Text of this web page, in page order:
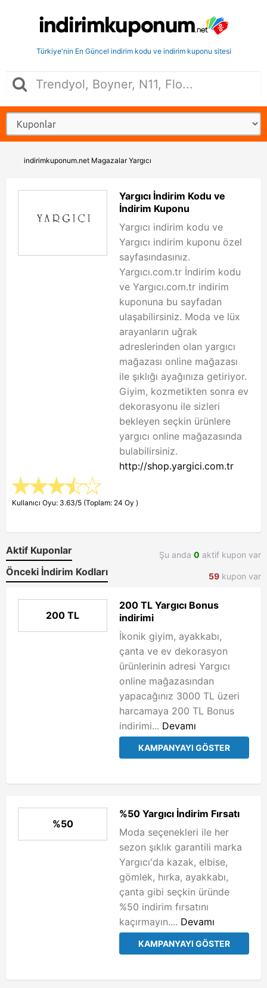
Türkiye'nin En Güncel indirim kodu ve indirim kuponu sitesi
indirimkuponum.net Magazalar Yargıcı
Yargıcı İndirim Kodu ve
İndirim Kuponu
Yargıcı indirim kodu ve
Yargıcı indirim kuponu özel
sayfasındasınız.
Yargıcı.com.tr İndirim kodu
ve Yargıcı.com.tr indirim
kuponuna bu sayfadan
ulaşabilirsiniz. Moda ve lüx
arayanların uğrak
adreslerinden olan yargıcı
mağazası online mağazası
ile şıklığı ayağınıza getiriyor.
Giyim, kozmetikten sonra ev
dekorasyonu ile sizleri
bekleyen seçkin ürünlere
yargıcı online mağazasında
bulabilirsiniz.
http://shop.yargici.com.tr
Kullanıcı Oyu: 3.63/5 (Toplam: 24 Oy )
Aktif Kuponlar Şu anda 0 aktif kupon var
Önceki İndirim Kodları 59 kupon var
200 TL
200 TL Yargıcı Bonus
indirimi
İkonik giyim, ayakkabı,
çanta ve ev dekorasyon
ürünlerinin adresi Yargıcı
online mağazasından
yapacağınız 3000 TL üzeri
harcamaya 200 TL Bonus
indirimi... Devamı
KAMPANYAYI GÖSTER
%50
%50 Yargıcı İndirim Fırsatı
Moda seçenekleri ile her
sezon şıklık garantili marka
Yargıcı'da kazak, elbise,
gömlek, hırka, ayakkabı,
çanta gibi seçkin üründe
%50 indirim fırsatını
kaçırmayın.... Devamı
KAMPANYAYI GÖSTER